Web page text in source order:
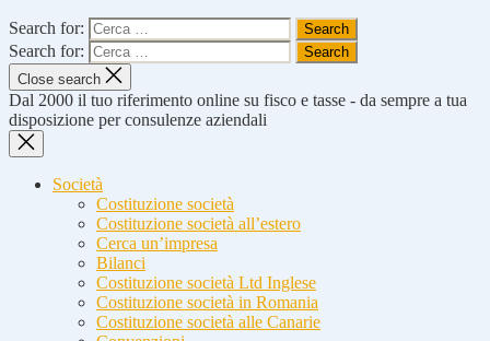
Search for:
Search for:
Close search
Dal 2000 il tuo riferimento online su fisco e tasse - da sempre a tua
disposizione per consulenze aziendali
Società
Costituzione società
Costituzione società all’estero
Cerca un’impresa
Bilanci
Costituzione società Ltd Inglese
Costituzione società in Romania
Costituzione società alle Canarie